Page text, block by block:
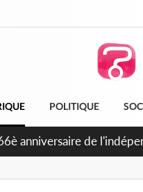
POLITIQUE
anniversaire de